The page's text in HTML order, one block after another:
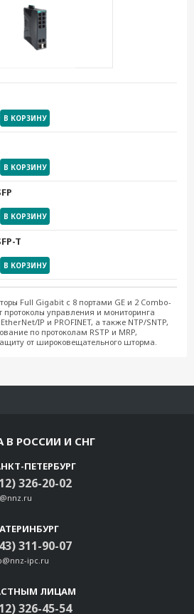
В КОРЗИНУ
В КОРЗИНУ
В КОРЗИНУ
T
В КОРЗИНУ
Full Gigabit с 8 портами GE и 2 Combo-
управления и мониторинга
IP и PROFINET, а также NTP/SNTP,
по протоколам RSTP и MRP,
от широковещательного шторма.
В РОССИИ И СНГ
ПЕТЕРБУРГ
326-20-02
311-90-07
ipc.ru
ЛИЦАМ
326-45-54